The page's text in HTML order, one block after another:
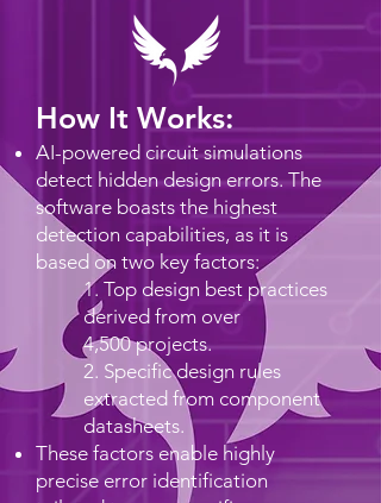
How It Works:
AI-powered circuit simulations
detect hidden design errors. The
software boasts the highest
detection capabilities, as it is
based on two key factors:
1. Top design best practices
derived from over
4,500 projects.
2. Specific design rules
extracted from component
datasheets.
These factors enable highly
precise error identification